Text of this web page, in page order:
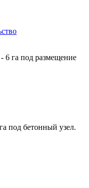
6 га под размещение
под бетонный узел.